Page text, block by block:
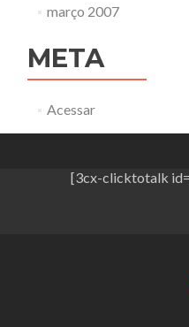
março 2007
META
Acessar
[3cx-clicktotalk